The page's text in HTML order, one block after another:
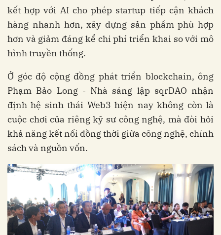
kết hợp với AI cho phép startup tiếp cận khách
hàng nhanh hơn, xây dựng sản phẩm phù hợp
hơn và giảm đáng kể chi phí triển khai so với mô
hình truyền thống.
Ở góc độ cộng đồng phát triển blockchain, ông
Phạm Bảo Long - Nhà sáng lập sqrDAO nhận
định hệ sinh thái Web3 hiện nay không còn là
cuộc chơi của riêng kỹ sư công nghệ, mà đòi hỏi
khả năng kết nối đồng thời giữa công nghệ, chính
sách và nguồn vốn.